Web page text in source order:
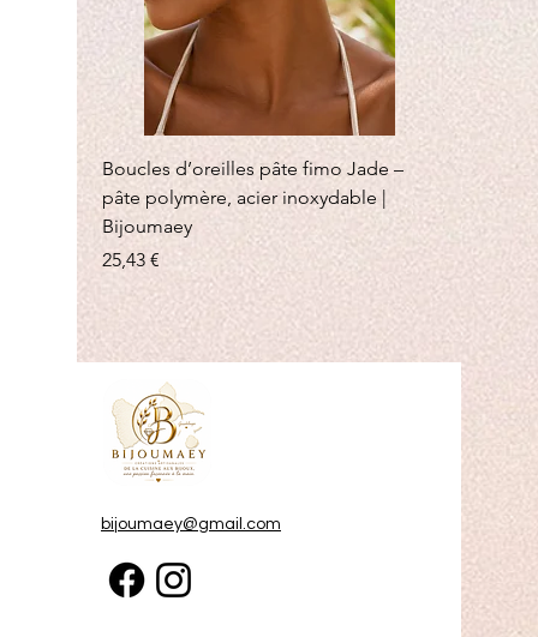
Boucles d’oreilles pâte fimo Jade –
pâte polymère, acier inoxydable |
Bijoumaey
Prix
25,43 €
bijoumaey@gmail.com